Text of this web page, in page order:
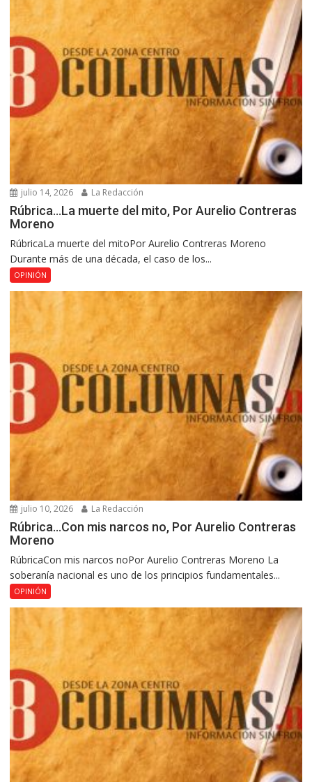
julio 14, 2026 La Redacción
Rúbrica…La muerte del mito, Por Aurelio Contreras
Moreno
RúbricaLa muerte del mitoPor Aurelio Contreras Moreno
Durante más de una década, el caso de los...
OPINIÓN
julio 10, 2026 La Redacción
Rúbrica…Con mis narcos no, Por Aurelio Contreras
Moreno
RúbricaCon mis narcos noPor Aurelio Contreras Moreno La
soberanía nacional es uno de los principios fundamentales...
OPINIÓN